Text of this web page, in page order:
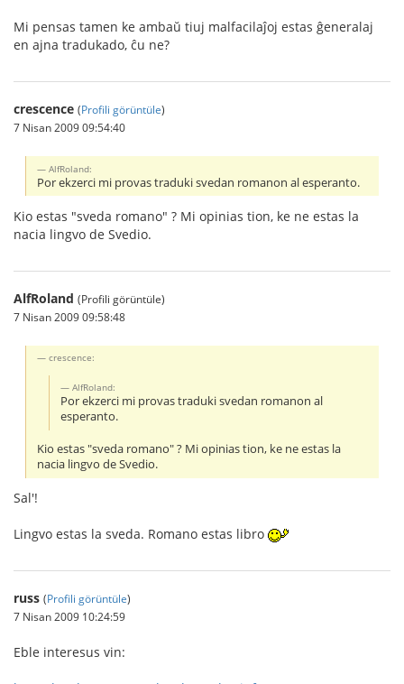
Mi pensas tamen ke ambaŭ tiuj malfacilaĵoj estas ĝeneralaj
en ajna tradukado, ĉu ne?
crescence (Profili görüntüle)
7 Nisan 2009 09:54:40
AlfRoland:
Por ekzerci mi provas traduki svedan romanon al esperanto.
Kio estas "sveda romano" ? Mi opinias tion, ke ne estas la
nacia lingvo de Svedio.
AlfRoland (Profili görüntüle)
7 Nisan 2009 09:58:48
crescence:
AlfRoland:
Por ekzerci mi provas traduki svedan romanon al
esperanto.
Kio estas "sveda romano" ? Mi opinias tion, ke ne estas la
nacia lingvo de Svedio.
Sal'!
Lingvo estas la sveda. Romano estas libro
russ (Profili görüntüle)
7 Nisan 2009 10:24:59
Eble interesus vin: